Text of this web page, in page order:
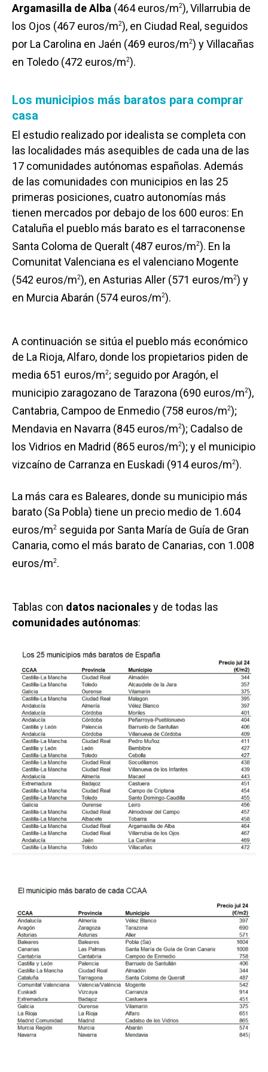
Argamasilla de Alba (464 euros/m2), Villarrubia de
los Ojos (467 euros/m2), en Ciudad Real, seguidos
por La Carolina en Jaén (469 euros/m2) y Villacañas
en Toledo (472 euros/m2).
Los municipios más baratos para comprar
casa
El estudio realizado por idealista se completa con
las localidades más asequibles de cada una de las
17 comunidades autónomas españolas. Además
de las comunidades con municipios en las 25
primeras posiciones, cuatro autonomías más
tienen mercados por debajo de los 600 euros: En
Cataluña el pueblo más barato es el tarraconense
Santa Coloma de Queralt (487 euros/m2). En la
Comunitat Valenciana es el valenciano Mogente
(542 euros/m2), en Asturias Aller (571 euros/m2) y
en Murcia Abarán (574 euros/m2).
A continuación se sitúa el pueblo más económico
de La Rioja, Alfaro, donde los propietarios piden de
media 651 euros/m2; seguido por Aragón, el
municipio zaragozano de Tarazona (690 euros/m2),
Cantabria, Campoo de Enmedio (758 euros/m2);
Mendavia en Navarra (845 euros/m2); Cadalso de
los Vidrios en Madrid (865 euros/m2); y el municipio
vizcaíno de Carranza en Euskadi (914 euros/m2).
La más cara es Baleares, donde su municipio más
barato (Sa Pobla) tiene un precio medio de 1.604
euros/m2 seguida por Santa María de Guía de Gran
Canaria, como el más barato de Canarias, con 1.008
euros/m2.
Tablas con datos nacionalesy de todas las
comunidades autónomas: